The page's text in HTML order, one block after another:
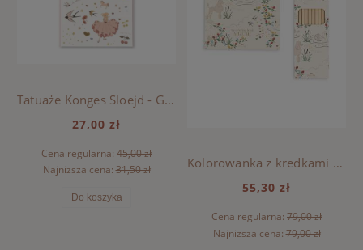
Tatuaże Konges Sloejd - GIRL MIX PACK
27,00 zł
Cena regularna: 45,00 zł
Najniższa cena:31,50 zł
Do koszyka
Kolorowanka z kredkami Konges Sloejd - MIZUMI
55,30 zł
Cena regularna: 79,00 zł
Najniższa cena:79,00 zł